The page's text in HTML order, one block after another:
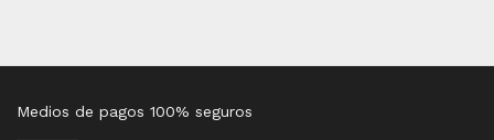
Medios de pagos 100% seguros